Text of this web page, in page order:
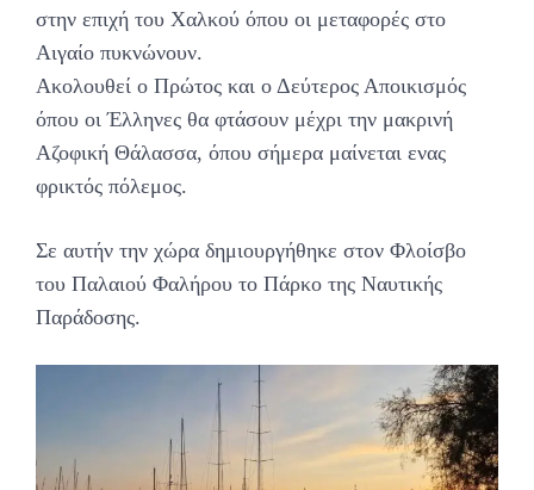
στην επιχή του Χαλκού όπου οι μεταφορές στο
Αιγαίο πυκνώνουν.
Ακολουθεί ο Πρώτος και ο Δεύτερος Αποικισμός
όπου οι Έλληνες θα φτάσουν μέχρι την μακρινή
Αζοφική Θάλασσα, όπου σήμερα μαίνεται ενας
φρικτός πόλεμος.
Σε αυτήν την χώρα δημιουργήθηκε στον Φλοίσβο
του Παλαιού Φαλήρου το Πάρκο της Ναυτικής
Παράδοσης.